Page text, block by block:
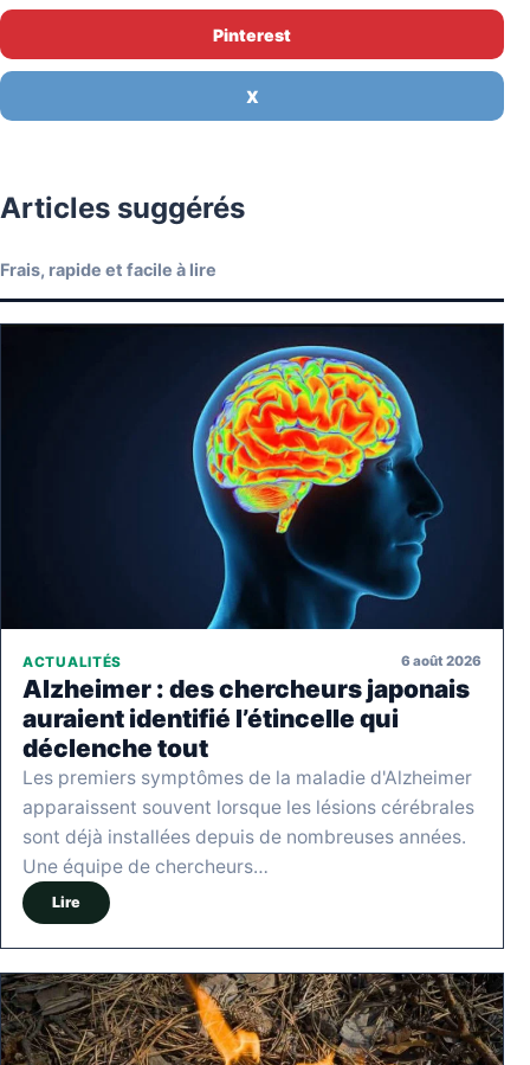
Pinterest
X
Articles suggérés
Frais, rapide et facile à lire
ACTUALITÉS 6 août 2026
Alzheimer : des chercheurs japonais
auraient identifié l’étincelle qui
déclenche tout
Les premiers symptômes de la maladie d'Alzheimer
apparaissent souvent lorsque les lésions cérébrales
sont déjà installées depuis de nombreuses années.
Une équipe de chercheurs…
Lire